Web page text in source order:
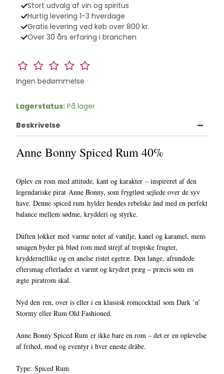
Stort udvalg af vin og spiritus
Hurtig levering 1-3 hverdage
Gratis levering ved køb over 800 kr.
Over 30 års erfaring i branchen
Ingen bedømmelse
Lagerstatus: På lager
Beskrivelse
Anne Bonny Spiced Rum 40%
Oplev en rom med attitude, kant og karakter – inspireret af den
legendariske pirat Anne Bonny, som frygtløst sejlede over de syv
have. Denne spiced rum hylder hendes rebelske ånd med en perfekt
balance mellem sødme, krydderi og styrke.
Duften lokker med varme noter af vanilje, kanel og karamel, mens
smagen byder på blød rom med strejf af tropiske frugter,
kryddernellike og en anelse ristet egetræ. Den lange, afrundede
eftersmag efterlader et varmt og krydret præg – præcis som en
ægte piratrom skal.
Nyd den ren, over is eller i en klassisk romcocktail som Dark ’n’
Stormy eller Rum Old Fashioned.
Anne Bonny Spiced Rum er ikke bare en rom – det er en oplevelse
af frihed, mod og eventyr i hver eneste dråbe.
Type: Spiced Rum